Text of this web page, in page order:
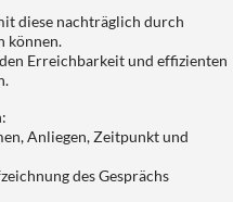
diese nachträglich durch
können.
Erreichbarkeit und effizienten
Anliegen, Zeitpunkt und
des Gesprächs